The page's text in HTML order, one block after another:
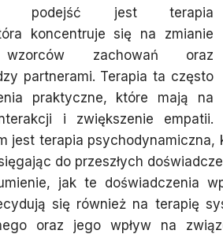
podejść jest terapia
koncentruje się na zmianie
wzorców zachowań oraz
partnerami. Terapia ta często
praktyczne, które mają na
i zwiększenie empatii.
jest terapia
do przeszłych
jak te doświadczenia
się również na terapię
oraz jego wpływ na